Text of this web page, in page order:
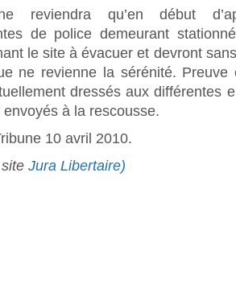
reviendra qu’en début
de police demeurant
le site à évacuer et devront
ne revienne la sérénité.
dressés aux différentes
à la rescousse.
10 avril 2010.
Jura Libertaire)